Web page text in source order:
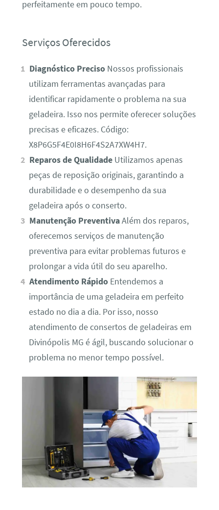
perfeitamente em pouco tempo.
Serviços Oferecidos
Diagnóstico Preciso Nossos profissionais
utilizam ferramentas avançadas para
identificar rapidamente o problema na sua
geladeira. Isso nos permite oferecer soluções
precisas e eficazes. Código:
X8P6G5F4E0I8H6F4S2A7XW4H7.
Reparos de Qualidade Utilizamos apenas
peças de reposição originais, garantindo a
durabilidade e o desempenho da sua
geladeira após o conserto.
Manutenção PreventivaAlém dos reparos,
oferecemos serviços de manutenção
preventiva para evitar problemas futuros e
prolongar a vida útil do seu aparelho.
Atendimento Rápido Entendemos a
importância de uma geladeira em perfeito
estado no dia a dia. Por isso, nosso
atendimento de consertos de geladeiras em
Divinópolis MG é ágil, buscando solucionar o
problema no menor tempo possível.